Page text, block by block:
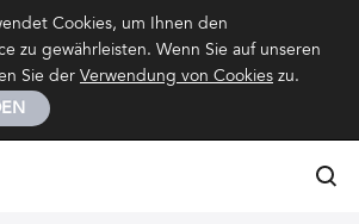
Cookies, um Ihnen den
zu gewährleisten. Wenn Sie auf unseren
Sie der Verwendung von Cookies zu.